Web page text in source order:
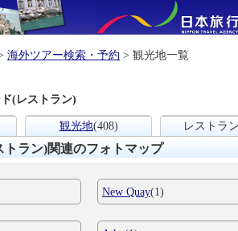
海外ツアー検索・予約 > 観光地一覧
(レストラン)
観光地(408) レストラ
トラン)関連のフォトマップ
New Quay(1)